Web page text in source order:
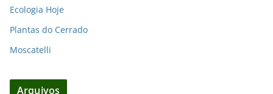
Ecologia Hoje
Plantas do Cerrado
Moscatelli
Arquivos